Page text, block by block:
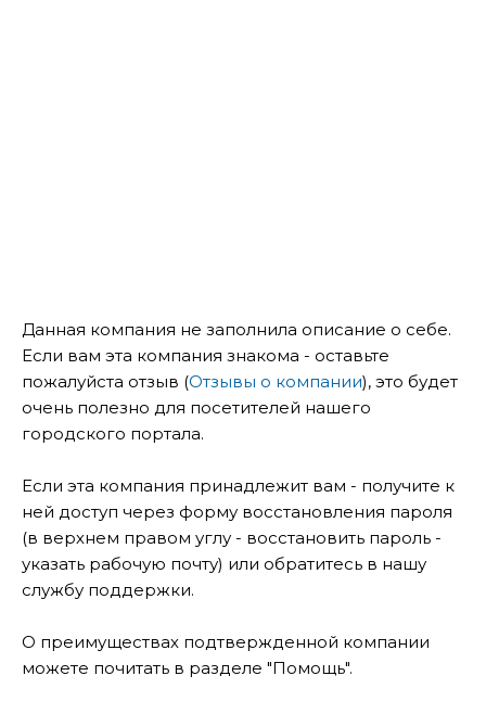
Данная компания не заполнила описание о себе.
Если вам эта компания знакома - оставьте
пожалуйста отзыв (Отзывы о компании), это будет
очень полезно для посетителей нашего
городского портала.
Если эта компания принадлежит вам - получите к
ней доступ через форму восстановления пароля
(в верхнем правом углу - восстановить пароль -
указать рабочую почту) или обратитесь в нашу
службу поддержки.
О преимуществах подтвержденной компании
можете почитать в разделе "Помощь".